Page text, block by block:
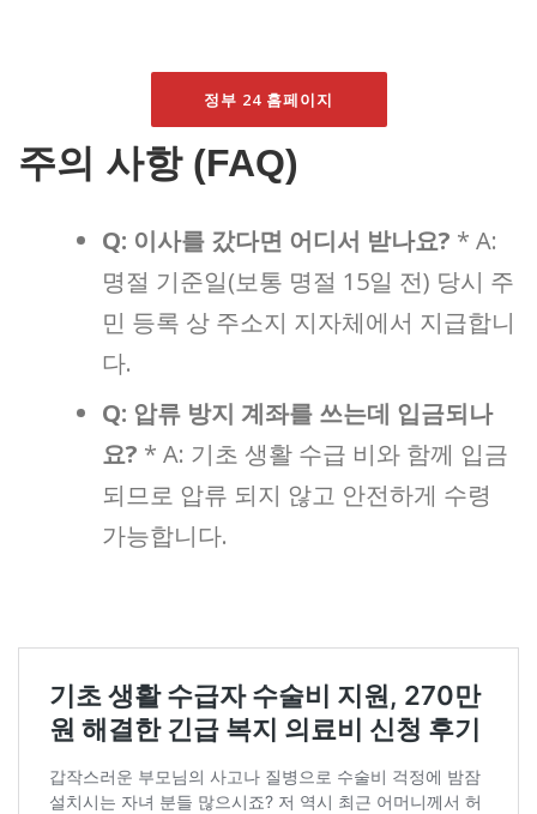
정부 24 홈페이지
주의 사항 (FAQ)
Q: 이사를 갔다면 어디서 받나요? * A:
명절 기준일(보통 명절 15일 전) 당시 주
민 등록 상 주소지 지자체에서 지급합니
다.
Q: 압류 방지 계좌를 쓰는데 입금되나
요? * A: 기초 생활 수급 비와 함께 입금
되므로 압류 되지 않고 안전하게 수령
가능합니다.